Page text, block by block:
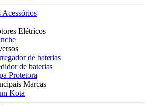
Acessórios
Elétricos
de baterias
de baterias
Protetora
Marcas
Kota